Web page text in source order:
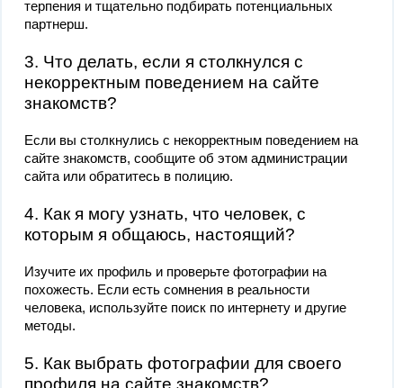
терпения и тщательно подбирать потенциальных
партнерш.
3. Что делать, если я столкнулся с
некорректным поведением на сайте
знакомств?
Если вы столкнулись с некорректным поведением на
сайте знакомств, сообщите об этом администрации
сайта или обратитесь в полицию.
4. Как я могу узнать, что человек, с
которым я общаюсь, настоящий?
Изучите их профиль и проверьте фотографии на
похожесть. Если есть сомнения в реальности
человека, используйте поиск по интернету и другие
методы.
5. Как выбрать фотографии для своего
профиля на сайте знакомств?